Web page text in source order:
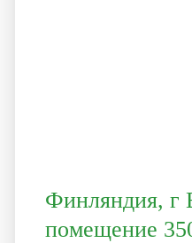
Финляндия, г
помещение